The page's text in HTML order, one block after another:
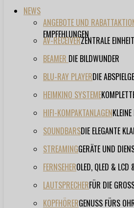
NEWS
ANGEBOTE UND
EMPFEHLUNGEN
AV-RECEIVERZENTRALE EINHEIT
BEAMER DIE BILDWUNDER
BLU-RAY PLAYERDIE
HEIMKINO SYSTEME
HIFI-KOMPAKTANLAGEN
SOUNDBARSDIE ELEGANTE
STREAMINGGERÄTE UND
FERNSEHEROLED, QLED & LCD
LAUTSPRECHERFÜR DIE
KOPFHÖRERGENUSS FÜRS